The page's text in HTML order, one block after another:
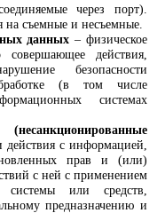
через порт).
на съемные и несъемные.
данных– физическое
действия,
безопасности
(в том числе
системах
с информацией,
прав и (или)
с ней с применением
или средств,
предназначению и